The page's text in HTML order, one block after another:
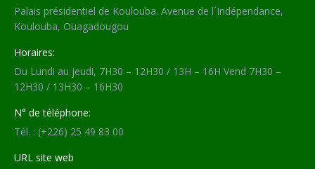
Palais présidentiel de Koulouba. Avenue de l´Indépendance,
Koulouba, Ouagadougou
Horaires:
Du Lundi au jeudi, 7H30 – 12H30 / 13H – 16H Vend 7H30 –
12H30 / 13H30 – 16H30
N° de téléphone:
Tél. : (+226) 25 49 83 00
URL site web